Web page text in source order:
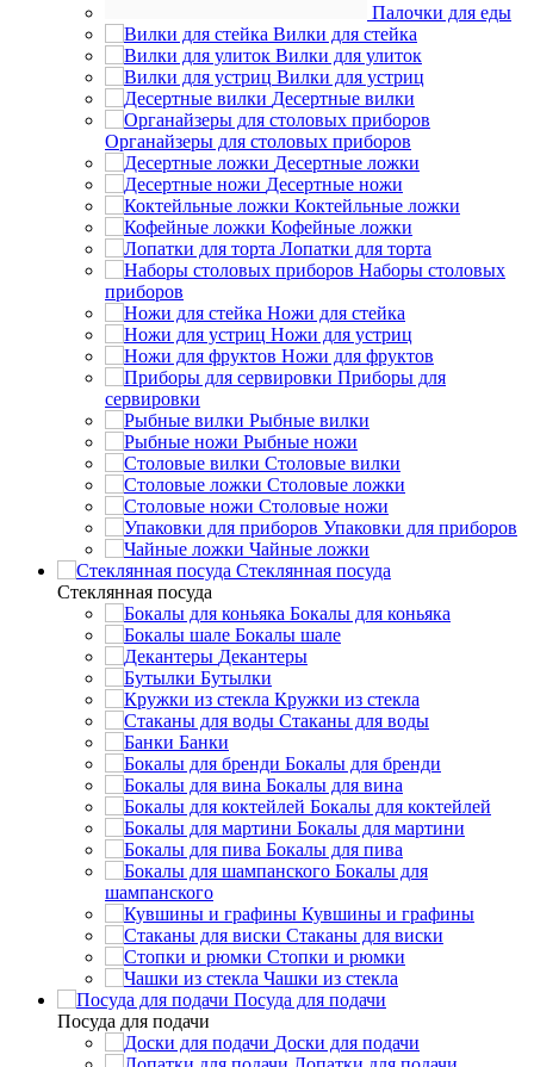
Палочки для еды
Вилки для стейка
Вилки для улиток
Вилки для устриц
Десертные вилки
Органайзеры для столовых приборов
Десертные ложки
Десертные ножи
Коктейльные ложки
Кофейные ложки
Лопатки для торта
Наборы столовых
приборов
Ножи для стейка
Ножи для устриц
Ножи для фруктов
Приборы для
сервировки
Рыбные вилки
Рыбные ножи
Столовые вилки
Столовые ложки
Столовые ножи
Упаковки для приборов
Чайные ложки
Стеклянная посуда
Стеклянная посуда
Бокалы для коньяка
Бокалы шале
Декантеры
Бутылки
Кружки из стекла
Стаканы для воды
Банки
Бокалы для бренди
Бокалы для вина
Бокалы для коктейлей
Бокалы для мартини
Бокалы для пива
Бокалы для
шампанского
Кувшины и графины
Стаканы для виски
Стопки и рюмки
Чашки из стекла
Посуда для подачи
Посуда для подачи
Доски для подачи